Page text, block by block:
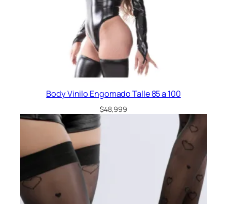
Body Vinilo Engomado Talle 85 a 100
$48,999